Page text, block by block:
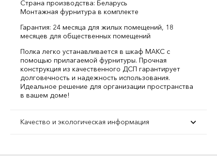
Страна производства: Беларусь
Монтажная фурнитура в комплекте
Гарантия: 24 месяца для жилых помещений, 18
месяцев для общественных помещений
Полка легко устанавливается в шкаф МАКС с
помощью прилагаемой фурнитуры. Прочная
конструкция из качественного ДСП гарантирует
долговечность и надежность использования.
Идеальное решение для организации пространства
в вашем доме!
Качество и экологическая информация